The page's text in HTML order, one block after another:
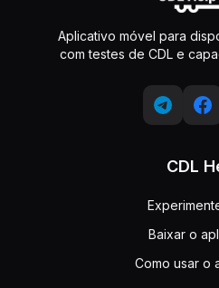
Aplicativo móvel para
com testes de CDL e
CDL
Baixar o
Como usar o